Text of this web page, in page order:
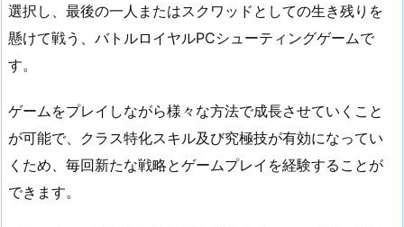
選択し、最後の一人またはスクワッドとしての生き残りを
懸けて戦う、バトルロイヤルPCシューティングゲームで
す。
ゲームをプレイしながら様々な方法で成長させていくこと
が可能で、クラス特化スキル及び究極技が有効になってい
くため、毎回新たな戦略とゲームプレイを経験することが
できます。